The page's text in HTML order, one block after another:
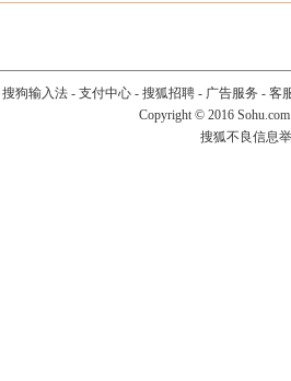
搜狗输入法- 支付中心- 搜狐招聘- 广告服务 - 客
Copyright © 2016
搜狐不良信息